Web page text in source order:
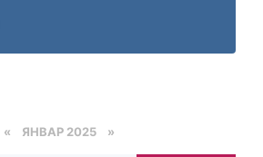
« ЯНВАР 2025 »